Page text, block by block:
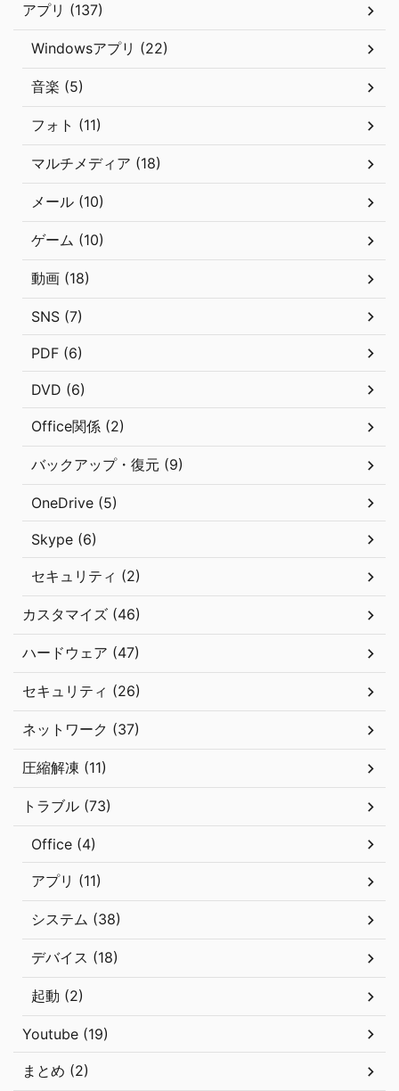
アプリ (137)
Windowsアプリ (22)
音楽 (5)
フォト (11)
マルチメディア (18)
メール (10)
ゲーム (10)
動画 (18)
SNS (7)
PDF (6)
DVD (6)
Office関係 (2)
バックアップ・復元 (9)
OneDrive (5)
Skype (6)
セキュリティ (2)
カスタマイズ (46)
ハードウェア (47)
セキュリティ (26)
ネットワーク (37)
圧縮解凍 (11)
トラブル (73)
Office (4)
アプリ (11)
システム (38)
デバイス (18)
起動 (2)
Youtube (19)
まとめ (2)